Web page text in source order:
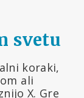
svetu
koraki,
ali
X. Gre